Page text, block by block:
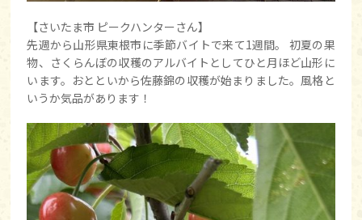
【さいたま市 ピークハンターさん】
先週から山形県東根市に季節バイトで来て1週間。 初夏の果
物、さくらんぼの収穫のアルバイトとしてひと月ほど山形に
います。おとといから佐藤錦の収穫が始まりました。風格と
いうか気品があります！